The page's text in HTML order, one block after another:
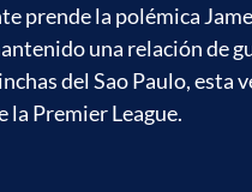
prende la polémica
una relación de
del Sao Paulo, esta
la Premier League.